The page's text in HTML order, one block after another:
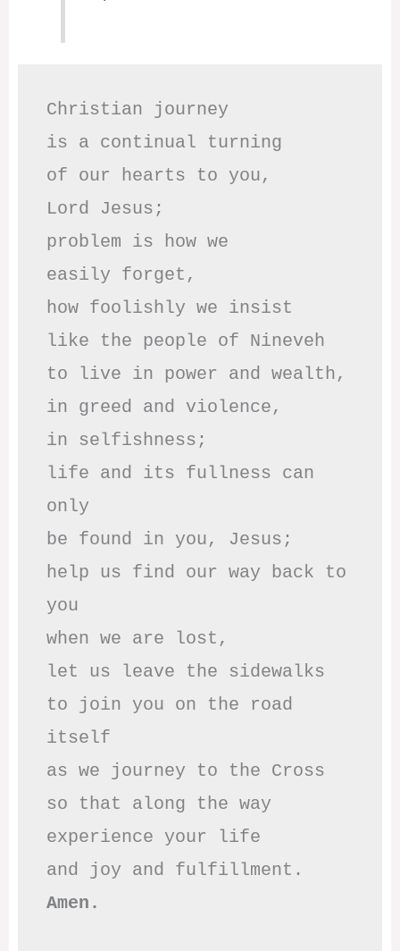
Christian journey
is a continual turning
of our hearts to you,
Lord Jesus;
problem is how we
easily forget,
how foolishly we insist
like the people of Nineveh
to live in power and wealth,
in greed and violence,
in selfishness;
life and its fullness can
only
be found in you, Jesus;
help us find our way back to
you
when we are lost,
let us leave the sidewalks
to join you on the road
itself
as we journey to the Cross
so that along the way
experience your life
Amen.